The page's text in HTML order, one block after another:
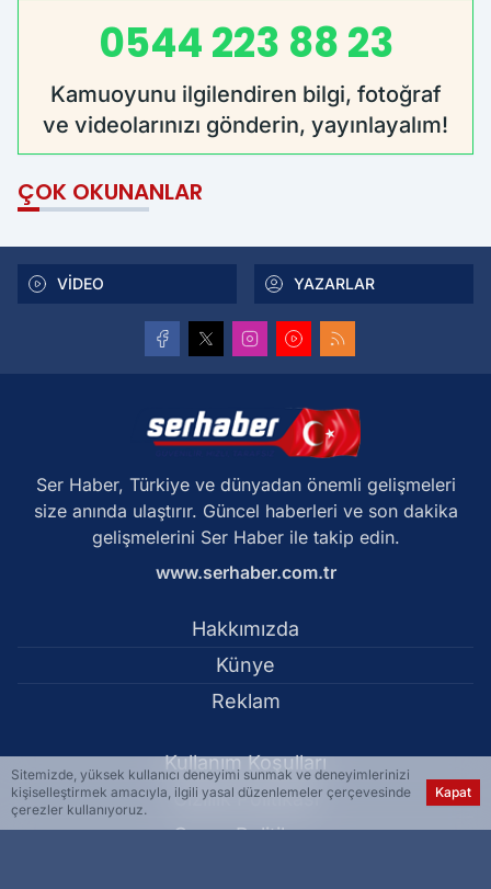
0544 223 88 23
Kamuoyunu ilgilendiren bilgi, fotoğraf
ve videolarınızı gönderin, yayınlayalım!
ÇOK OKUNANLAR
VİDEO YAZARLAR
Ser Haber, Türkiye ve dünyadan önemli gelişmeleri
size anında ulaştırır. Güncel haberleri ve son dakika
gelişmelerini Ser Haber ile takip edin.
www.serhaber.com.tr
Hakkımızda
Künye
Reklam
Kullanım Koşulları
Gizlilik Politikası
Çerez Politikası
Sitemizde, yüksek kullanıcı deneyimi sunmak ve deneyimlerinizi
kişiselleştirmek amacıyla, ilgili yasal düzenlemeler çerçevesinde
çerezler kullanıyoruz.
Kapat